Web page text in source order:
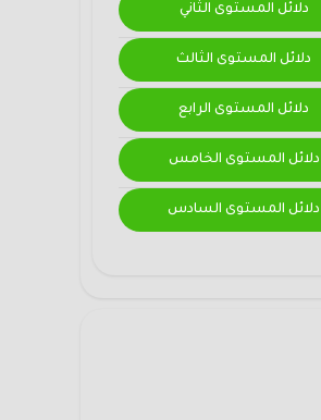
دلائل المستوى الثاني
دلائل المستوى الثالث
دلائل المستوى الرابع
دلائل المستوى الخامس
دلائل المستوى السادس